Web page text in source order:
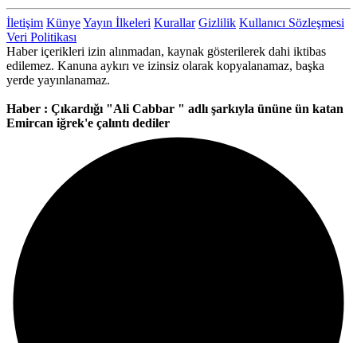
İletişim KünyeYayın İlkeleri Kurallar Gizlilik Kullanıcı Sözleşmesi
Veri Politikası
Haber içerikleri izin alınmadan, kaynak gösterilerek dahi iktibas
edilemez. Kanuna aykırı ve izinsiz olarak kopyalanamaz, başka
yerde yayınlanamaz.
Haber : Çıkardığı "Ali Cabbar " adlı şarkıyla ününe ün katan
Emircan iğrek'e çalıntı dediler